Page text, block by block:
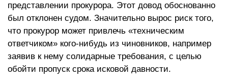
представлении прокурора. Этот довод обоснованно
был отклонен судом. Значительно вырос риск того,
что прокурор может привлечь «техническим
ответчиком» кого-нибудь из чиновников, например
заявив к нему солидарные требования, с целью
обойти пропуск срока исковой давности.